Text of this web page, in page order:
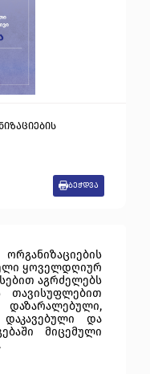
ბეჭდვა
ყოველდღიურ
აგრძელებს
თავისუფლებით
და
მიცემული